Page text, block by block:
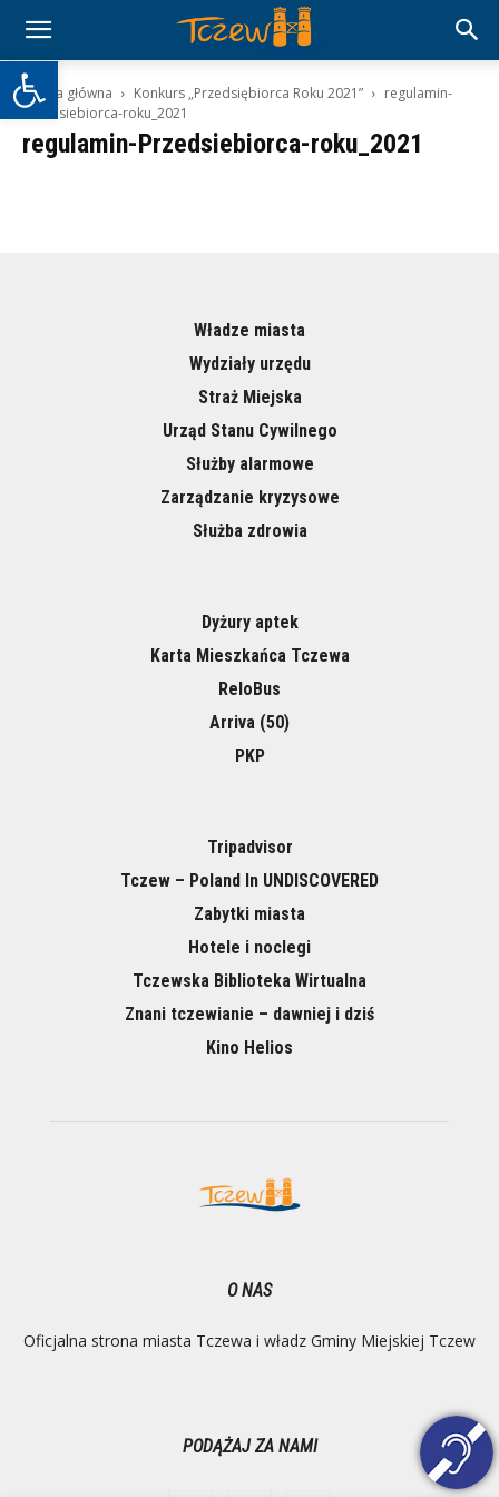
Otwórz pasek narzędzi
Strona główna Konkurs „Przedsiębiorca Roku 2021”
regulamin-
Przedsiebiorca-roku_2021
regulamin-Przedsiebiorca-roku_2021
Władze miasta
Wydziały urzędu
Straż Miejska
Urząd Stanu Cywilnego
Służby alarmowe
Zarządzanie kryzysowe
Służba zdrowia
Dyżury aptek
Karta Mieszkańca Tczewa
ReloBus
Arriva (50)
PKP
Tripadvisor
Tczew – Poland In UNDISCOVERED
Zabytki miasta
Hotele i noclegi
Tczewska Biblioteka Wirtualna
Znani tczewianie – dawniej i dziś
Kino Helios
O NAS
Oficjalna strona miasta Tczewa i władz Gminy Miejskiej Tczew
PODĄŻAJ ZA NAMI